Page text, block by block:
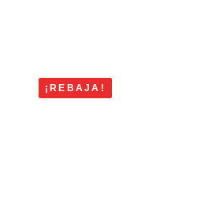
¡REBAJA!